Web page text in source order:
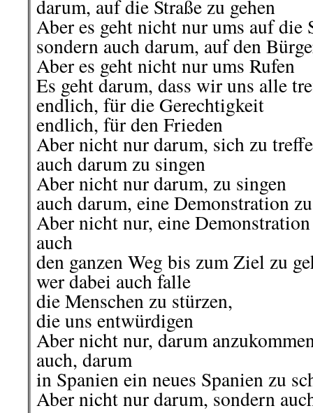
darum, auf die Straße zu gehen
Aber es geht nicht nur ums auf die
sondern auch darum, auf den
Aber es geht nicht nur ums Rufen
Es geht darum, dass wir uns alle
endlich, für die Gerechtigkeit
endlich, für den Frieden
Aber nicht nur darum, sich zu
auch darum zu singen
Aber nicht nur darum, zu singen
auch darum, eine Demonstration
Aber nicht nur, eine
auch
den ganzen Weg bis zum Ziel zu
wer dabei auch falle
die Menschen zu stürzen,
die uns entwürdigen
Aber nicht nur, darum
auch, darum
in Spanien ein neues Spanien zu
Aber nicht nur darum, sondern